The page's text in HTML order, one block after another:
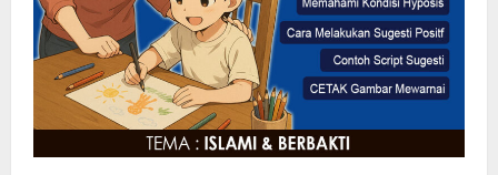
2
Mengabdi Tanpa Pamrih, Abah Emong
(81) Penjaga Pondok dan Marbot
Masjid YAMQU Diberangkatkan Umrah
6 Agustus 2026
TANGKAP OKNUM IS PREMAN YANG